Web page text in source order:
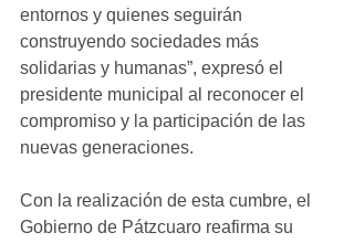
entornos y quienes seguirán
construyendo sociedades más
solidarias y humanas”, expresó el
presidente municipal al reconocer el
compromiso y la participación de las
nuevas generaciones.
Con la realización de esta cumbre, el
Gobierno de Pátzcuaro reafirma su